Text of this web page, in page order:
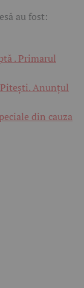
au fost:
. Primarul
Anunțul
din cauza